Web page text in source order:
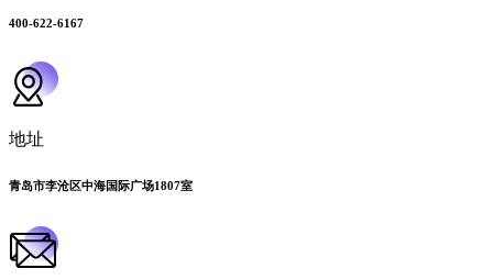
400-622-6167
地址
青岛市李沧区中海国际广场1807室